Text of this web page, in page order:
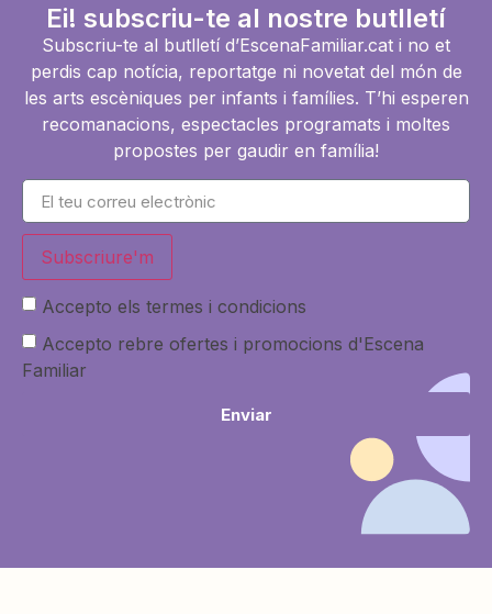
Ei! subscriu-te al nostre butlletí
Subscriu-te al butlletí d’EscenaFamiliar.cat i no et
perdis cap notícia, reportatge ni novetat del món de
les arts escèniques per infants i famílies. T’hi esperen
recomanacions, espectacles programats i moltes
propostes per gaudir en família!
Subscriure'm
Accepto els termes i condicions
Accepto rebre ofertes i promocions d'Escena
Familiar
Enviar